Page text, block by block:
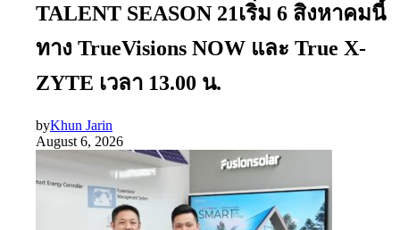
TALENT SEASON 21เริ่ม 6 สิงหาคมนี้
ทาง TrueVisions NOW และ True X-
ZYTE เวลา 13.00 น.
byKhun Jarin
August 6, 2026